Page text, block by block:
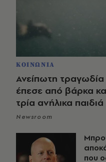
ΚΟΙΝΩΝΙΑ
Ανείπωτη
έπεσε από βάρκα
τρία ανήλικα παιδιά
Newsroom
που